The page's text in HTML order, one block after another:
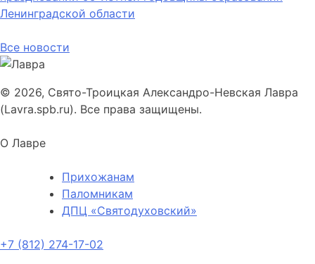
Ленинградской области
Все новости
© 2026, Свято-Троицкая Александро-Невская Лавра
(Lavra.spb.ru). Все права защищены.
О Лавре
Прихожанам
Паломникам
ДПЦ «Святодуховский»
+7 (812) 274-17-02